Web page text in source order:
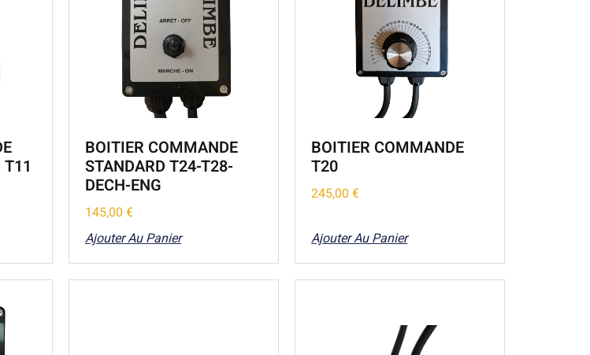
T11
BOITIER COMMANDE
STANDARD T24-T28-
DECH-ENG
145,00 €
Ajouter Au Panier
BOITIER COMMANDE
T20
245,00€
Ajouter Au Panier